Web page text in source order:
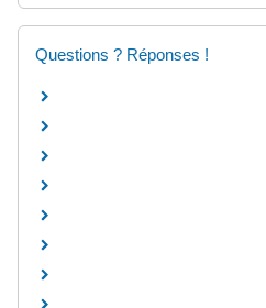
Questions ? Réponses !